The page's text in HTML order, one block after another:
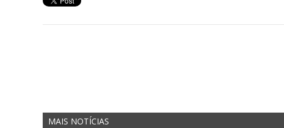
MAIS NOTÍCIAS